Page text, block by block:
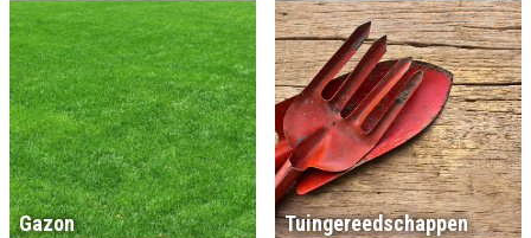
Gazon Tuingereedschappen